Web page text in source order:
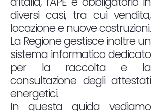
diversi casi, tra cui vendita,
locazione e nuove costruzioni.
La Regione gestisce inoltre un
sistema informatico dedicato
per la raccolta e la
consultazione degli attestati
energetici.
In questa guida vediamo